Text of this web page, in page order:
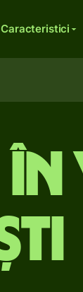
Caracteristici